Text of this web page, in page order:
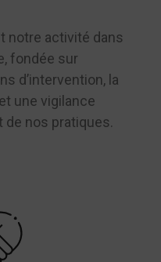
notre activité dans
fondée sur
d’intervention, la
une vigilance
de nos pratiques.